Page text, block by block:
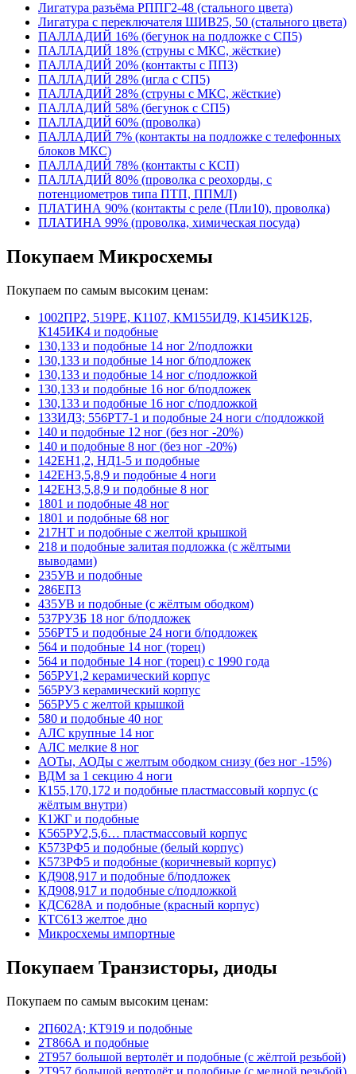
Лигатура разъёма РППГ2-48 (стального цвета)
Лигатура с переключателя ШИВ25, 50 (стального цвета)
ПАЛЛАДИЙ 16% (бегунок на подложке с СП5)
ПАЛЛАДИЙ 18% (струны с МКС, жёсткие)
ПАЛЛАДИЙ 20% (контакты с ПП3)
ПАЛЛАДИЙ 28% (игла с СП5)
ПАЛЛАДИЙ 28% (струны с МКС, жёсткие)
ПАЛЛАДИЙ 58% (бегунок с СП5)
ПАЛЛАДИЙ 60% (проволка)
ПАЛЛАДИЙ 7% (контакты на подложке с телефонных
блоков МКС)
ПАЛЛАДИЙ 78% (контакты с КСП)
ПАЛЛАДИЙ 80% (проволка с реохорды, с
потенциометров типа ПТП, ППМЛ)
ПЛАТИНА 90% (контакты с реле (Пли10), проволка)
ПЛАТИНА 99% (проволка, химическая посуда)
Покупаем Микросхемы
Покупаем по самым высоким ценам:
1002ПР2, 519РЕ, К1107, КМ155ИД9, К145ИК12Б,
К145ИК4 и подобные
130,133 и подобные 14 ног 2/подложки
130,133 и подобные 14 ног б/подложек
130,133 и подобные 14 ног с/подложкой
130,133 и подобные 16 ног б/подложек
130,133 и подобные 16 ног с/подложкой
133ИД3; 556РТ7-1 и подобные 24 ноги с/подложкой
140 и подобные 12 ног (без ног -20%)
140 и подобные 8 ног (без ног -20%)
142ЕН1,2, НД1-5 и подобные
142ЕН3,5,8,9 и подобные 4 ноги
142ЕН3,5,8,9 и подобные 8 ног
1801 и подобные 48 ног
1801 и подобные 68 ног
217НТ и подобные с желтой крышкой
218 и подобные залитая подложка (с жёлтыми
выводами)
235УВ и подобные
286ЕП3
435УВ и подобные (с жёлтым ободком)
537РУ3Б 18 ног б/подложек
556РТ5 и подобные 24 ноги б/подложек
564 и подобные 14 ног (торец)
564 и подобные 14 ног (торец) с 1990 года
565РУ1,2 керамический корпус
565РУ3 керамический корпус
565РУ5 с желтой крышкой
580 и подобные 40 ног
АЛС крупные 14 ног
АЛС мелкие 8 ног
АОТы, АОДы с желтым ободком снизу (без ног -15%)
ВДМ за 1 секцию 4 ноги
К155,170,172 и подобные пластмассовый корпус (с
жёлтым внутри)
К1ЖГ и подобные
К565РУ2,5,6… пластмассовый корпус
К573РФ5 и подобные (белый корпус)
К573РФ5 и подобные (коричневый корпус)
КД908,917 и подобные б/подложек
КД908,917 и подобные с/подложкой
КДС628А и подобные (красный корпус)
КТС613 желтое дно
Микросхемы импортные
Покупаем Транзисторы, диоды
Покупаем по самым высоким ценам:
2П602А; КТ919 и подобные
2Т866А и подобные
2Т957 большой вертолёт и подобные (с жёлтой резьбой)
2Т957 большой вертолёт и подобные (с медной резьбой)